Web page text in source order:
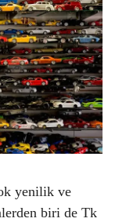
yenilik ve
biri de Tk